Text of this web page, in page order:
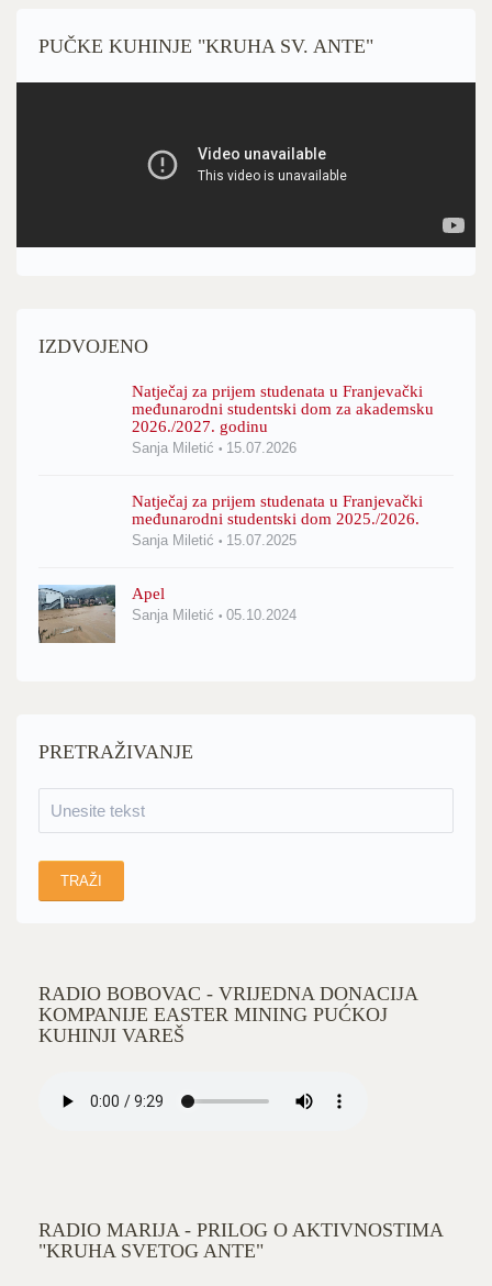
PUČKE KUHINJE "KRUHA SV. ANTE"
IZDVOJENO
Natječaj za prijem studenata u Franjevački
međunarodni studentski dom za akademsku
2026./2027. godinu
Sanja Miletić 15.07.2026
Natječaj za prijem studenata u Franjevački
međunarodni studentski dom 2025./2026.
Sanja Miletić 15.07.2025
Apel
Sanja Miletić 05.10.2024
PRETRAŽIVANJE
RADIO BOBOVAC - VRIJEDNA DONACIJA
KOMPANIJE EASTER MINING PUĆKOJ
KUHINJI VAREŠ
RADIO MARIJA - PRILOG O AKTIVNOSTIMA
"KRUHA SVETOG ANTE"